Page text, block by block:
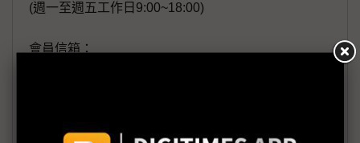
(週一至週五工作日9:00~18:00)
會員信箱：